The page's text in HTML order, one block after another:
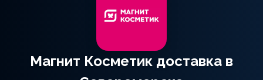
Магнит Косметик доставка в